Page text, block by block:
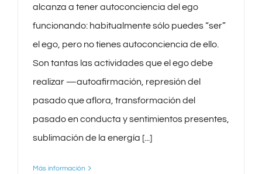
alcanza a tener autoconciencia del ego
funcionando: habitualmente sólo puedes “ser”
el ego, pero no tienes autoconciencia de ello.
Son tantas las actividades que el ego debe
realizar —autoafirmación, represión del
pasado que aflora, transformación del
pasado en conducta y sentimientos presentes,
sublimación de la energía [...]
Más información